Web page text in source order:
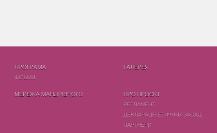
ПРОГРАМА
ФIЛЬМИ
ГАЛЕРЕЯ
МЕРЕЖА МАНДРІВНОГО ПРО ПРОЄКТ
РЕГЛАМЕНТ
ДЕКЛАРАЦІЯ ЕТИЧНИХ ЗАСАД
ПАРТНЕРИ